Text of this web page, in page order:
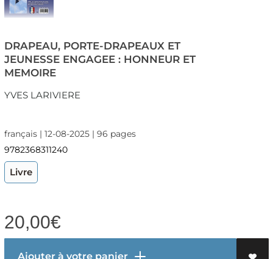
DRAPEAU, PORTE-DRAPEAUX ET
JEUNESSE ENGAGEE : HONNEUR ET
MEMOIRE
YVES LARIVIERE
français | 12-08-2025 | 96 pages
9782368311240
Livre
20,00€
Ajouter à votre panier